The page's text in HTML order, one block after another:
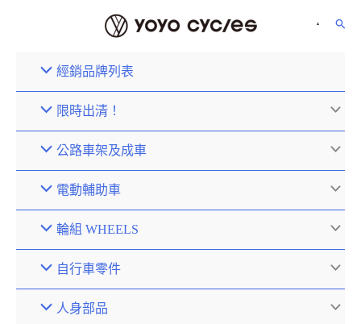
經銷品牌列表
限時出清！
公路車架及成車
電動輔助車
輪組 WHEELS
自行車零件
人身部品